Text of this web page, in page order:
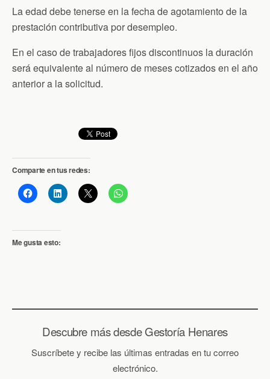
La edad debe tenerse en la fecha de agotamiento de la
prestación contributiva por desempleo.
En el caso de trabajadores fijos discontinuos la duración
será equivalente al número de meses cotizados en el año
anterior a la solicitud.
Comparte en tus redes:
Me gusta esto:
Descubre más desde Gestoría Henares
Suscríbete y recibe las últimas entradas en tu correo
electrónico.